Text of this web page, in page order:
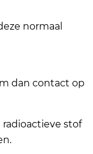
normaal
dan contact op
stof